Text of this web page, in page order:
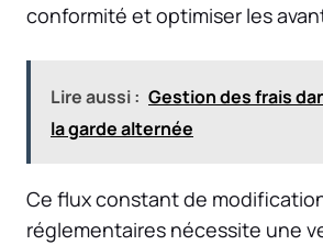
conformité et optimiser les
Lire aussi : Gestion des frais
la garde alternée
Ce flux constant de
réglementaires nécessite une